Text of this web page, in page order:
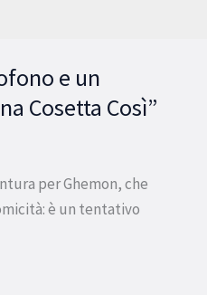
e un
Cosetta Così”
per Ghemon, che
è un tentativo